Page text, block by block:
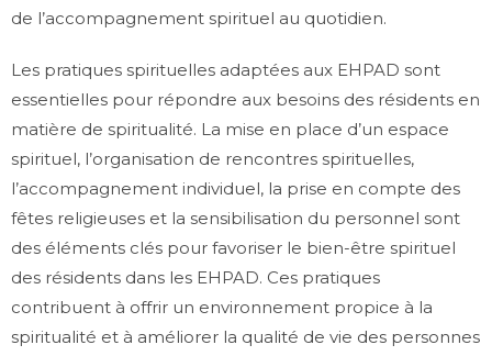
de l’accompagnement spirituel au quotidien.
Les pratiques spirituelles adaptées aux EHPAD sont
essentielles pour répondre aux besoins des résidents en
matière de spiritualité. La mise en place d’un espace
spirituel, l’organisation de rencontres spirituelles,
l’accompagnement individuel, la prise en compte des
fêtes religieuses et la sensibilisation du personnel sont
des éléments clés pour favoriser le bien-être spirituel
des résidents dans les EHPAD. Ces pratiques
contribuent à offrir un environnement propice à la
spiritualité et à améliorer la qualité de vie des personnes